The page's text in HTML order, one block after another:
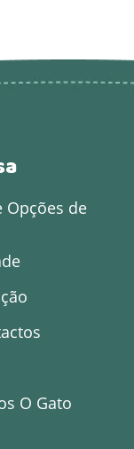
Opções de
O Gato